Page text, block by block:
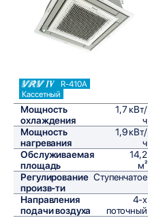
R-410A
Кассетный
Мощность
охлаждения
1,7 кВт/
ч
Мощность
нагревания
1,9 кВт/
ч
Обслуживаемая
площадь
14,2
м²
Регулирование
произв-ти
Ступенчатое
Направления
подачи воздуха
4-х
поточный